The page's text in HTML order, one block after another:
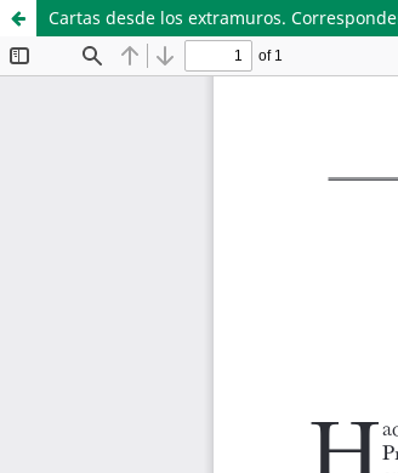
Cartas desde los extramuros.